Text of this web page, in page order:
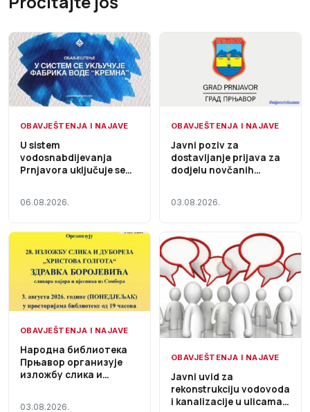
OBAVJEŠTENJA I NAJAVE
U sistem
vodosnabdijevanja
Prnjavora uključuje se
06.08.2026.
OBAVJEŠTENJA I NAJAVE
Javni poziv za
dostavljanje prijava za
dodjelu novčanih
investicionih ulaganja
zgradama na teritoriji
Grada Prnjavor
03.08.2026.
OBAVJEŠTENJA I NAJAVE
Народна библиотека
Прњавор организује
изложбу слика и
03.08.2026.
OBAVJEŠTENJA I NAJAVE
Javni uvid za
rekonstrukciju vodovoda
i kanalizacije u ulicama